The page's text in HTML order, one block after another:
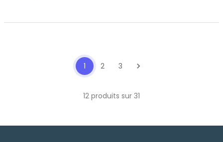
1 2 3 chevron_right
12 produits sur 31